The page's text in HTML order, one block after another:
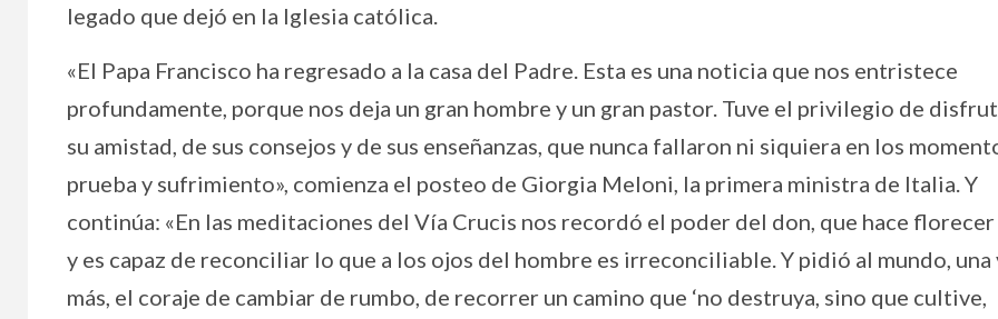
legado que dejó en la Iglesia católica.
«El Papa Francisco ha regresado a la casa del Padre. Esta es una noticia que nos entristece
profundamente, porque nos deja un gran hombre y un gran pastor. Tuve el privilegio de
su amistad, de sus consejos y de sus enseñanzas, que nunca fallaron ni siquiera en los
prueba y sufrimiento», comienza el posteo de Giorgia Meloni, la primera ministra de Italia. Y
continúa: «En las meditaciones del Vía Crucis nos recordó el poder del don, que hace
y es capaz de reconciliar lo que a los ojos del hombre es irreconciliable. Y pidió al mundo, una
más, el coraje de cambiar de rumbo, de recorrer un camino que ‘no destruya, sino que cultive,